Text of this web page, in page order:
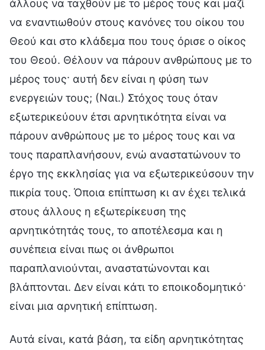
άλλους να ταχθούν με το μέρος τους και μαζί
να εναντιωθούν στους κανόνες του οίκου του
Θεού και στο κλάδεμα που τους όρισε ο οίκος
του Θεού. Θέλουν να πάρουν ανθρώπους με το
μέρος τους· αυτή δεν είναι η φύση των
ενεργειών τους; (Ναι.) Στόχος τους όταν
εξωτερικεύουν έτσι αρνητικότητα είναι να
πάρουν ανθρώπους με το μέρος τους και να
τους παραπλανήσουν, ενώ αναστατώνουν το
έργο της εκκλησίας για να εξωτερικεύσουν την
πικρία τους. Όποια επίπτωση κι αν έχει τελικά
στους άλλους η εξωτερίκευση της
αρνητικότητάς τους, το αποτέλεσμα και η
συνέπεια είναι πως οι άνθρωποι
παραπλανιούνται, αναστατώνονται και
βλάπτονται. Δεν είναι κάτι το εποικοδομητικό·
είναι μια αρνητική επίπτωση.
Αυτά είναι, κατά βάση, τα είδη αρνητικότητας